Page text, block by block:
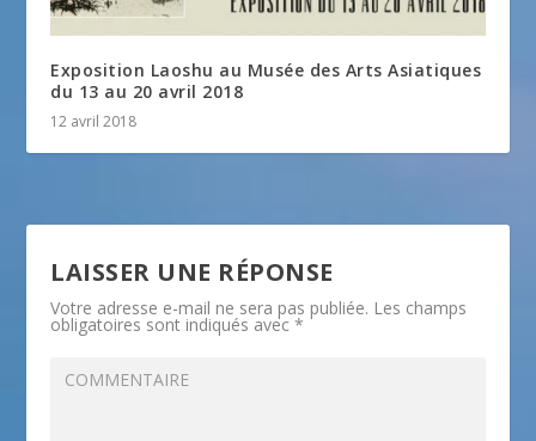
Exposition Laoshu au Musée des Arts Asiatiques
du 13 au 20 avril 2018
12 avril 2018
LAISSER UNE RÉPONSE
Votre adresse e-mail ne sera pas publiée. Les champs
obligatoires sont indiqués avec*